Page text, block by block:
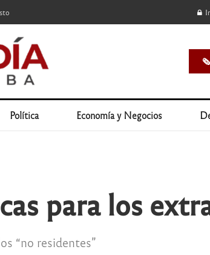
🗞️
Política Economía y Negocios
para los
“no residentes”